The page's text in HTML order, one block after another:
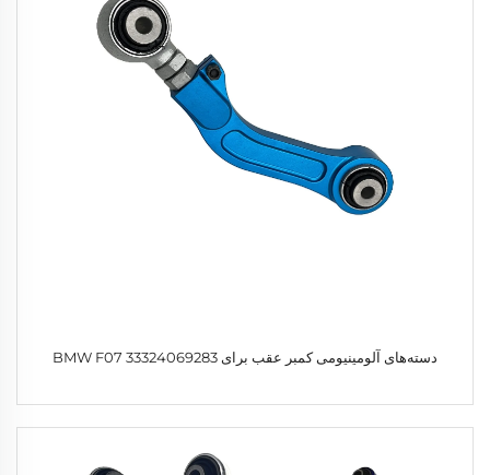
دسته‌های آلومینیومی کمبر عقب برای BMW F07 33324069283